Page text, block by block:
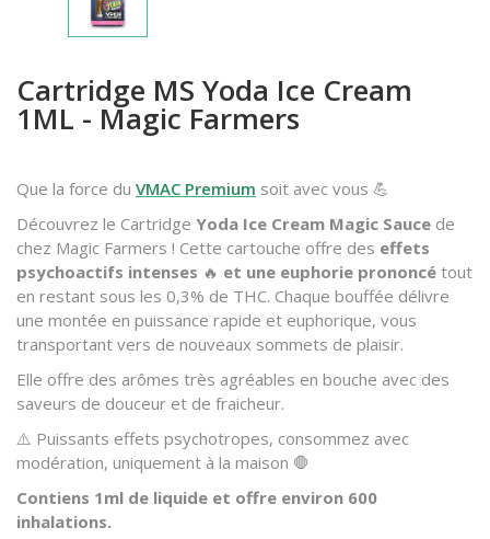
Cartridge MS Yoda Ice Cream
1ML - Magic Farmers
Que la force du VMAC Premium soit avec vous 💪
Découvrez le Cartridge Yoda Ice Cream Magic Sauce de
chez Magic Farmers ! Cette cartouche offre des effets
psychoactifs intenses 🔥 et une euphorie prononcé tout
en restant sous les 0,3% de THC. Chaque bouffée délivre
une montée en puissance rapide et euphorique, vous
transportant vers de nouveaux sommets de plaisir.
Elle offre des arômes très agréables en bouche avec des
saveurs de douceur et de fraicheur.
⚠️ Puissants effets psychotropes, consommez avec
modération, uniquement à la maison 🛑
Contiens 1ml de liquide et offre environ 600
inhalations.